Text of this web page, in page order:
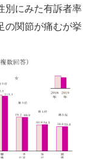
別にみた有訴者率
の関節が痛むが挙